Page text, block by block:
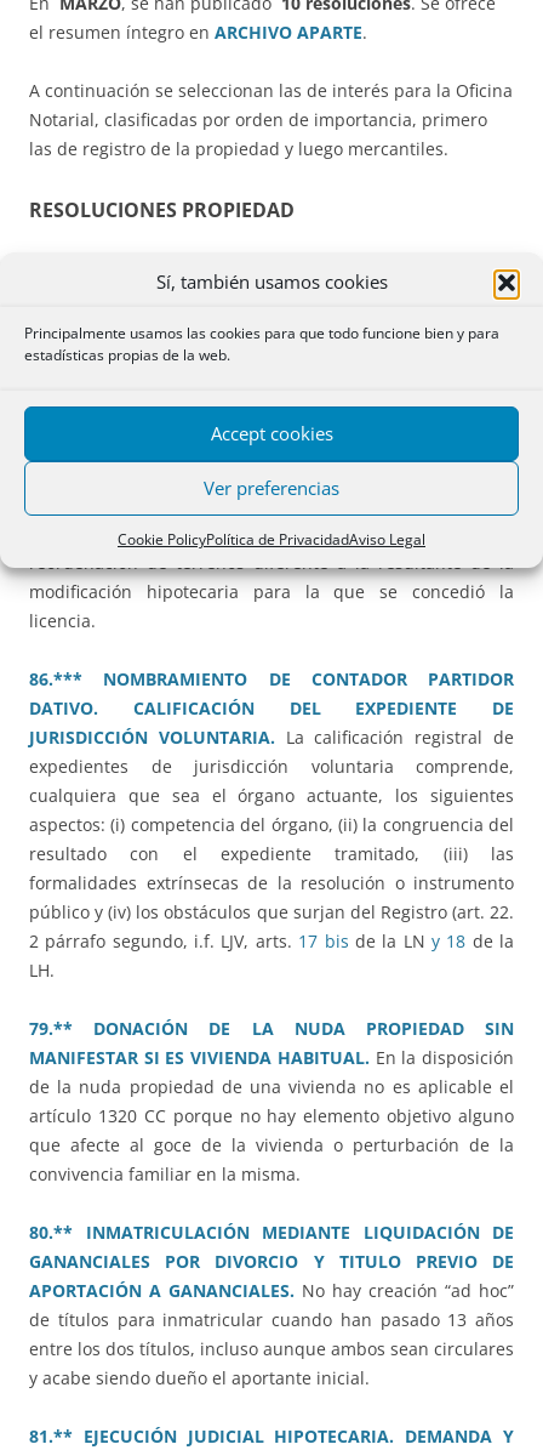
Sí, también usamos cookies
Principalmente usamos las cookies para que todo funcione bien y para
estadísticas propias de la web.
Accept cookies
Ver preferencias
Cookie PolicyPolítica de PrivacidadAviso Legal
el resumen íntegro en ARCHIVO APARTE.
A continuación se seleccionan las de interés para la Oficina
Notarial, clasificadas por orden de importancia, primero
las de registro de la propiedad y luego mercantiles.
RESOLUCIONES PROPIEDAD
84.*** HERENCIA. DIVISIÓN MATERIAL. INSCRIPCIÓN DE
Aun
constando ya inscrita una segregación conforme a una
licencia o autorización administrativa concedida, no puede
nueva licencia o autorización, siempre y cuando se
cumplan los requisitos y procedimientos contemplados
para ello en la Ley Hipotecaria y, ante todo, siempre que
las rectificaciones pretendidas no impliquen una nueva
reordenación de terrenos diferente a la resultante de la
modificación hipotecaria para la que se concedió la
licencia.
86.*** NOMBRAMIENTO DE CONTADOR PARTIDOR
DATIVO. CALIFICACIÓN DEL EXPEDIENTE DE
JURISDICCIÓN VOLUNTARIA.La calificación registral de
expedientes de jurisdicción voluntaria comprende,
cualquiera que sea el órgano actuante, los siguientes
aspectos: (i) competencia del órgano, (ii) la congruencia del
resultado con el expediente tramitado, (iii) las
formalidades extrínsecas de la resolución o instrumento
público y (iv) los obstáculos que surjan del Registro (art. 22.
2 párrafo segundo, i.f. LJV, arts. 17 bis de la LN y 18 de la
LH.
79.** DONACIÓN DE LA NUDA PROPIEDAD SIN
MANIFESTAR SI ES VIVIENDA HABITUAL.En la disposición
de la nuda propiedad de una vivienda no es aplicable el
artículo 1320 CC porque no hay elemento objetivo alguno
que afecte al goce de la vivienda o perturbación de la
convivencia familiar en la misma.
80.** INMATRICULACIÓN MEDIANTE LIQUIDACIÓN DE
GANANCIALES POR DIVORCIO Y TITULO PREVIO DE
APORTACIÓN A GANANCIALES. No hay creación “ad hoc”
de títulos para inmatricular cuando han pasado 13 años
entre los dos títulos, incluso aunque ambos sean circulares
y acabe siendo dueño el aportante inicial.
81.** EJECUCIÓN JUDICIAL HIPOTECARIA. DEMANDA Y